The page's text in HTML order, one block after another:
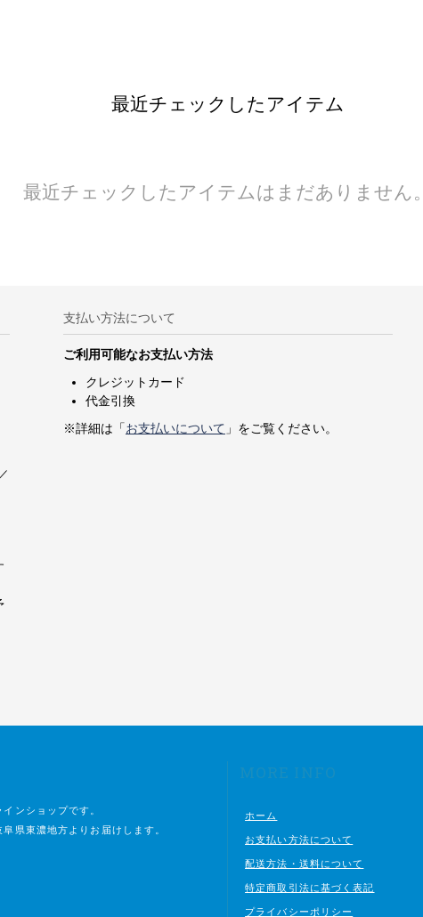
最近チェックしたアイテム
最近チェックしたアイテムはまだありません。
支払い方法について
ご利用可能なお支払い方法
クレジットカード
代金引換
※詳細は「お支払いについて 」をご覧ください。
ンショップです。
県東濃地方よりお届けします。
MORE INFO
ホーム
お支払い方法について
配送方法・送料について
特定商取引法に基づく表記
プライバシーポリシー